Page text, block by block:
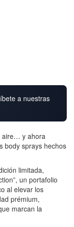
a nuestras
aire… y ahora
body sprays hechos
limitada,
un portafolio
al elevar los
prémium,
marcan la